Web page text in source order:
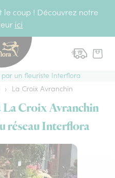
le coup ! Découvrez notre
ici
un fleuriste Interflora
› La Croix Avranchin
La Croix Avranchin
réseau Interflora